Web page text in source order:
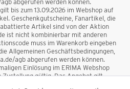
abgerufen werden können.
bis zum 13.09.2026 im Webshop auf
Geschenkgutscheine, Fanartikel, die
Artikel sind von der Aktion
ist nicht kombinierbar mit anderen
muss im Warenkorb eingeben
Allgemeinen Geschäftsbedingungen,
agb abgerufen werden können.
Einlösung im ERIMA Webshop
Zustellung gültig. Das Angebot gilt